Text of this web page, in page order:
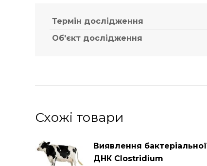
Термін дослідження
Об'єкт дослідження
Схожі товари
Виявлення бактеріальної
ДНК Clostridium